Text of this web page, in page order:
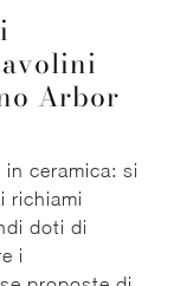
Arbor
ceramica: si
richiami
doti di
i